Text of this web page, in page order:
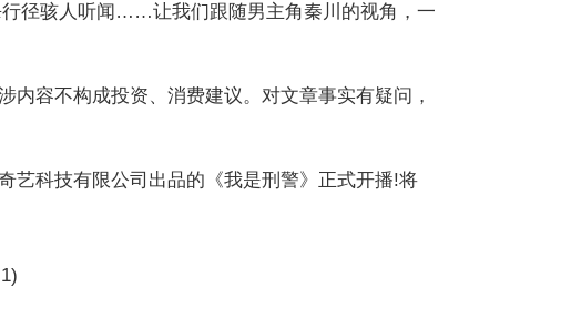
行径骇人听闻……让我们跟随男主角秦川的视角，一
内容不构成投资、消费建议。对文章事实有疑问，
艺科技有限公司出品的《我是刑警》正式开播!将